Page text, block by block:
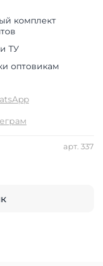
арт. 337
комплект
ТУ
оптовикам